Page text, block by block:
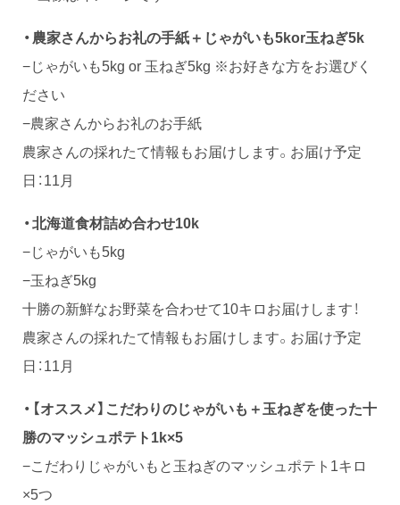
・農家さんからお礼の手紙＋じゃがいも5kor玉ねぎ5k
−じゃがいも5kg or 玉ねぎ5kg ※お好きな方をお選びく
ださい
−農家さんからお礼のお手紙
農家さんの採れたて情報もお届けします。お届け予定
日：11月
・北海道食材詰め合わせ10k
−じゃがいも5kg
−玉ねぎ5kg
十勝の新鮮なお野菜を合わせて10キロお届けします！
農家さんの採れたて情報もお届けします。お届け予定
日：11月
・【オススメ】こだわりのじゃがいも＋玉ねぎを使った十
勝のマッシュポテト1k×5
−こだわりじゃがいもと玉ねぎのマッシュポテト1キロ
×5つ